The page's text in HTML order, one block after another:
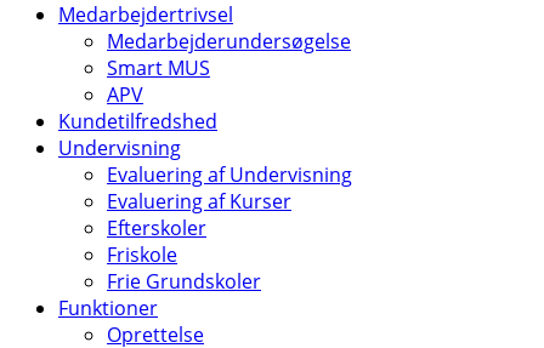
Medarbejdertrivsel
Medarbejderundersøgelse
Smart MUS
APV
Kundetilfredshed
Undervisning
Evaluering af Undervisning
Evaluering af Kurser
Efterskoler
Friskole
Frie Grundskoler
Funktioner
Oprettelse